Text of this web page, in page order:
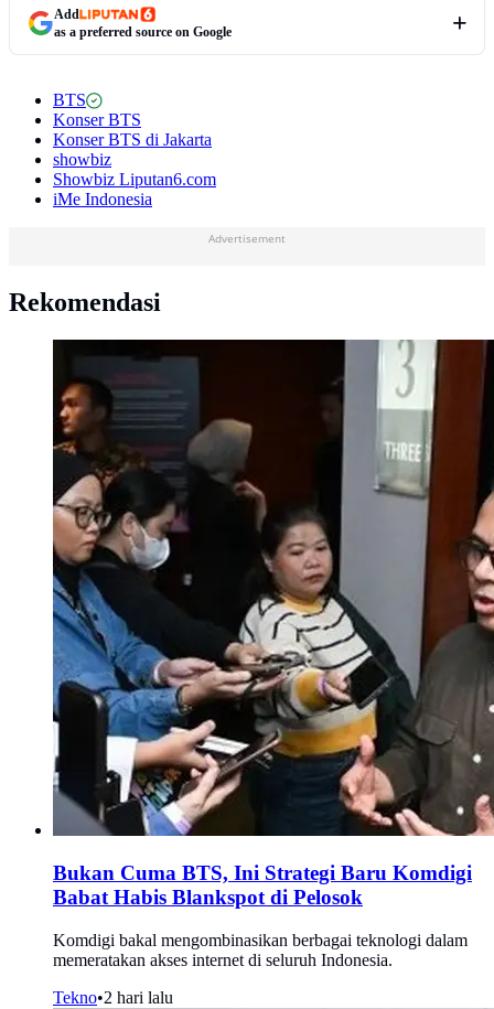
Add
as a preferred source on Google
BTS
Konser BTS
Konser BTS di Jakarta
showbiz
Showbiz Liputan6.com
iMe Indonesia
Advertisement
Rekomendasi
Bukan Cuma BTS, Ini Strategi Baru Komdigi
Babat Habis Blankspot di Pelosok
Komdigi bakal mengombinasikan berbagai teknologi dalam
memeratakan akses internet di seluruh Indonesia.
Tekno•2 hari lalu